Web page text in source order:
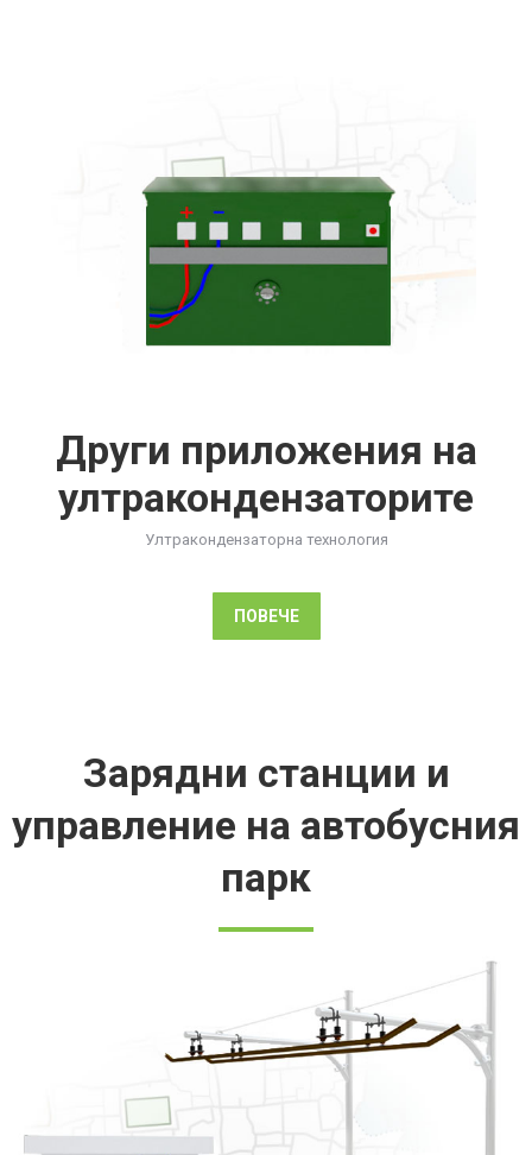
Други приложения на
ултракондензаторите
Ултракондензаторна технология
ПОВЕЧЕ
Зарядни станции и
управление на автобусния
парк